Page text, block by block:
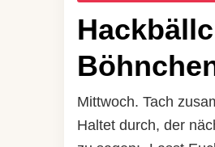
Mittwoch. Tach
Haltet durch, der